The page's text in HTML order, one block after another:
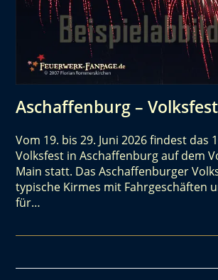
Aschaffenburg –
Vom 19. bis 29. Juni 2026 findest das
Volksfest in Aschaffenburg auf dem
Main statt. Das Aschaffenburger
typische Kirmes mit Fahrgeschäften
für…